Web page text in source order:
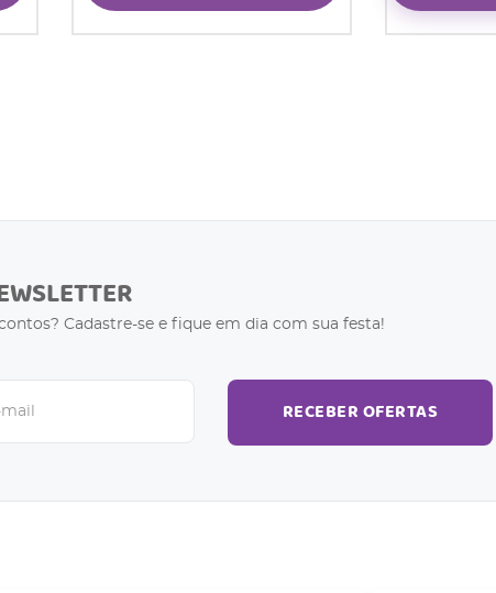
Cadastre-se e fique em dia com sua festa!
RECEBER OFERTAS